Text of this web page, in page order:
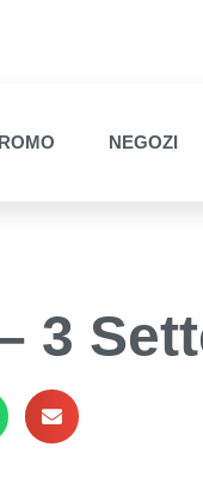
NEGOZI
3